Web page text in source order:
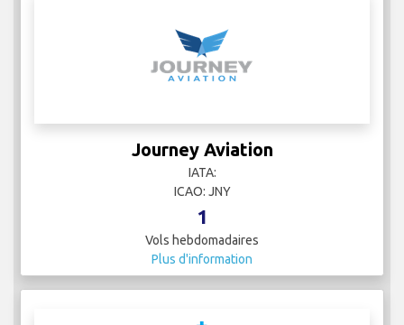
Journey Aviation
IATA:
ICAO: JNY
1
Vols hebdomadaires
Plus d'information